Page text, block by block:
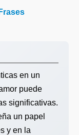
Frases
en un
puede
significativas.
un papel
y en la